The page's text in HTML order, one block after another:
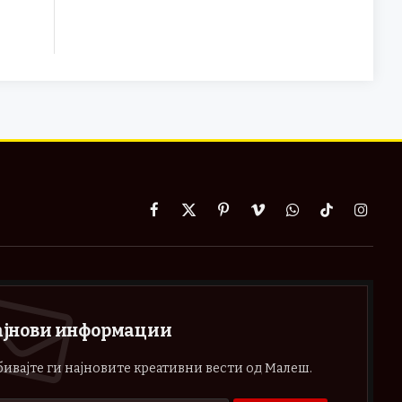
Facebook
X
PinterestVimeoWhatsApp
TikTok
информации
ги најновите креативни вести од Малеш.